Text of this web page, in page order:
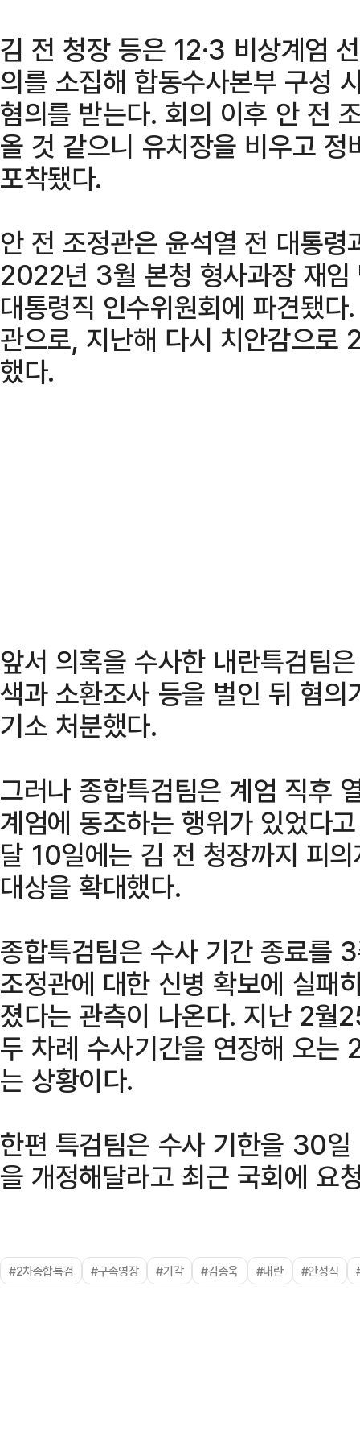
김 전 청장 등은 12·3 비상계엄
의를 소집해 합동수사본부 구성
혐의를 받는다. 회의 이후 안 전
올 것 같으니 유치장을 비우고
포착됐다.
안 전 조정관은 윤석열 전 대통
2022년 3월 본청 형사과장 재임
대통령직 인수위원회에 파견됐
관으로, 지난해 다시 치안감으로
했다.
앞서 의혹을 수사한 내란특검팀
색과 소환조사 등을 벌인 뒤 혐
기소 처분했다.
그러나 종합특검팀은 계엄 직후
계엄에 동조하는 행위가 있었다
달 10일에는 김 전 청장까지 피
대상을 확대했다.
종합특검팀은 수사 기간 종료를
조정관에 대한 신병 확보에 실패
졌다는 관측이 나온다. 지난 2월
두 차례 수사기간을 연장해 오는
는 상황이다.
한편 특검팀은 수사 기한을 30
을 개정해달라고 최근 국회에 요
#2차종합특검 #구속영장 #기각 #김종욱 #내란 #안성식